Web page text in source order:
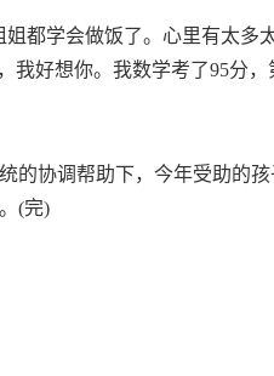
学会做饭了。心里有太多
我好想你。我数学考了95分
协调帮助下，今年受助的孩
(完)